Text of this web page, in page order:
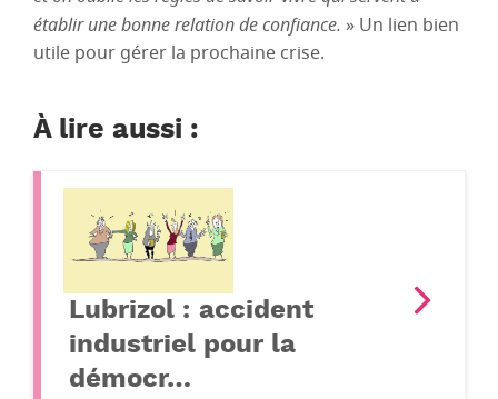
établir une bonne relation de confiance. » Un lien bien
utile pour gérer la prochaine crise.
À lire aussi :
Lubrizol : accident
industriel pour la
démocr…